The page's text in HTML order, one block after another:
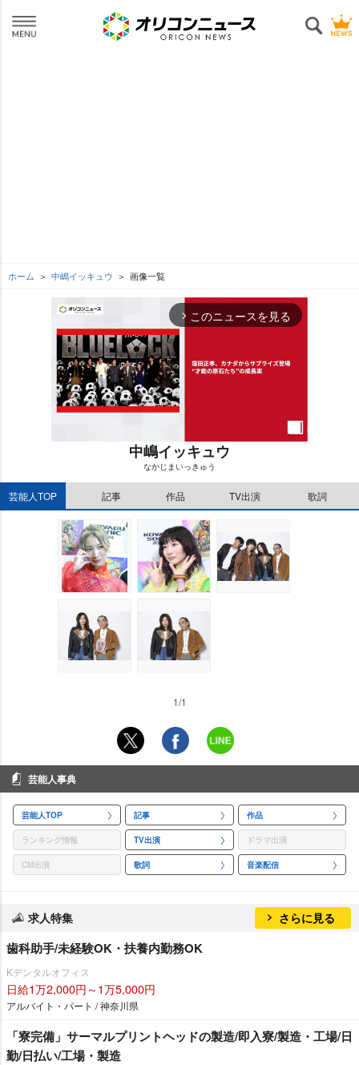
ホーム 中嶋イッキュウ 画像一覧
arrow_forward_ios このニュースを見る
M
u
中嶋イッキュウ
なかじまいっきゅう
芸能人TOP 記事 作品 TV出演 歌詞
1/1
芸能人事典
芸能人TOP 記事 作品
ランキング情報 TV出演 ドラマ出演
CM出演 歌詞 音楽配信
求人特集 さらに見る
歯科助手/未経験OK・扶養内勤務OK
Kデンタルオフィス
日給1万2,000円～1万5,000円
アルバイト・パート / 神奈川県
「寮完備」サーマルプリントヘッドの製造/即入寮/製造・工場/日
勤/日払い/工場・製造